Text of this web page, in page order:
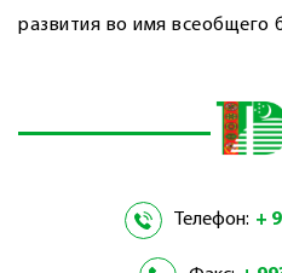
развития во имя всеобщего
Телефон: +